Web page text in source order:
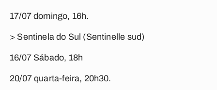
17/07 domingo, 16h.
> Sentinela do Sul (Sentinelle sud)
16/07 Sábado, 18h
20/07 quarta-feira, 20h30.